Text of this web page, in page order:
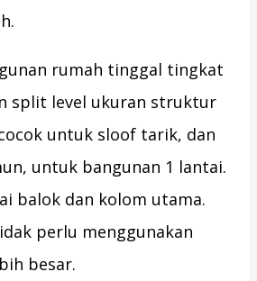
rumah tinggal tingkat
split level ukuran struktur
untuk sloof tarik, dan
untuk bangunan 1 lantai.
balok dan kolom utama.
perlu menggunakan
besar.